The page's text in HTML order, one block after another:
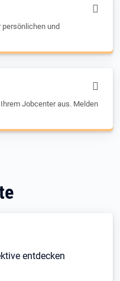
persönlichen und
Jobcenter aus. Melden
entdecken